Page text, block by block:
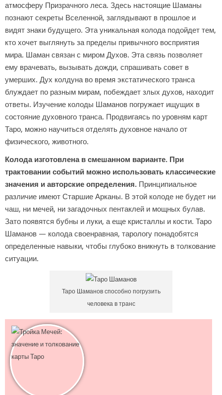
атмосферу Призрачного леса. Здесь настоящие Шаманы
познают секреты Вселенной, заглядывают в прошлое и
видят знаки будущего. Эта уникальная колода подойдет тем,
кто хочет выглянуть за пределы привычного восприятия
мира. Шаман связан с миром Духов. Эта связь позволяет
ему врачевать, вызывать дожди, спрашивать совет в
умерших. Дух колдуна во время экстатического транса
блуждает по разным мирам, побеждает злых духов, находит
ответы. Изучение колоды Шаманов погружает ищущих в
состояние духовного транса. Продвигаясь по уровням карт
Таро, можно научиться отделять духовное начало от
физического, животного.
Колода изготовлена в смешанном варианте. При
трактовании событий можно использовать классические
значения и авторские определения. Принципиальное
различие имеют Старшие Арканы. В этой колоде не будет ни
чаш, ни мечей, ни загадочных пентаклей и мощных булав.
Зато появятся бубны и луки, а еще кристаллы и кости. Таро
Шаманов — колода своенравная, тарологу понадобятся
определенные навыки, чтобы глубоко вникнуть в толкование
ситуации.
Таро Шаманов способно погрузить
человека в транс